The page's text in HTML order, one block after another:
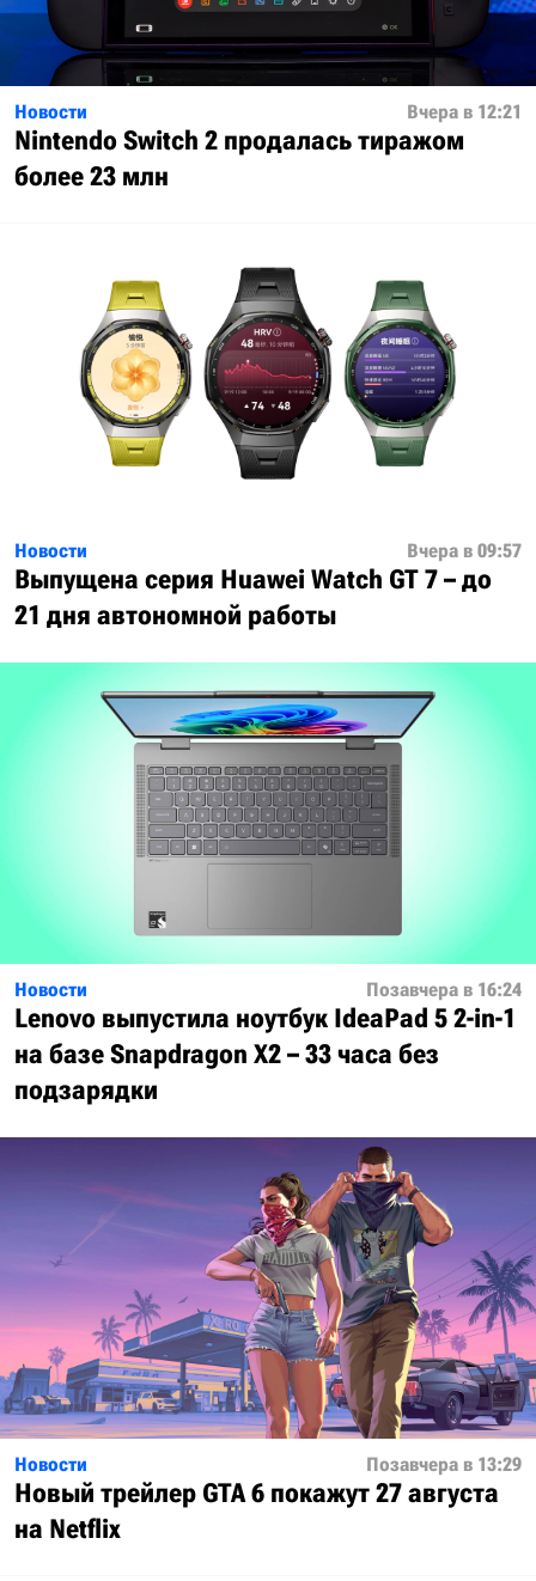
Новости Вчера в 12:21
Nintendo Switch 2 продалась тиражом
более 23 млн
Новости Вчера в 09:57
Выпущена серия Huawei Watch GT 7 – до
21 дня автономной работы
Новости Позавчера в 16:24
Lenovo выпустила ноутбук IdeaPad 5 2-in-1
на базе Snapdragon X2 – 33 часа без
подзарядки
Новости Позавчера в 13:29
Новый трейлер GTA 6 покажут 27 августа
на Netflix